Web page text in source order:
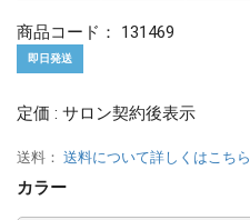
商品コード： 131469
即日発送
定価 : サロン契約後表示
送料： 送料について詳しくはこちら
カラー